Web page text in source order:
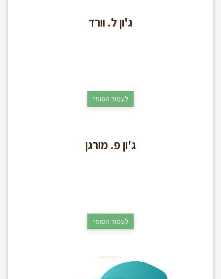
ג'ון ל. וורד
לעמוד הסופר
ג'ון פ. מורגן
לעמוד הסופר